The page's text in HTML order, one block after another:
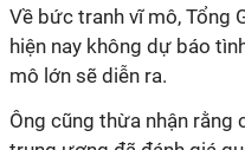
Về bức tranh vĩ mô, Tổng
hiện nay không dự báo
mô lớn sẽ diễn ra.
Ông cũng thừa nhận rằng